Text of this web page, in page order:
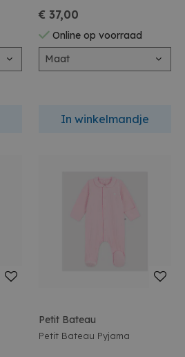
€ 37,00
Online op voorraad
Maat
In winkelmandje
Petit Bateau
Petit Bateau Pyjama